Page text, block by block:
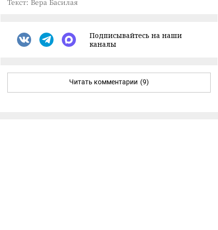
Подписывайтесь на наши
каналы
Читать комментарии (9)